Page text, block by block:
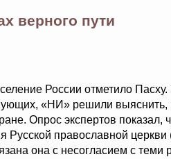
верного пути
России отметило
«НИ» решили выяснить,
Опрос экспертов показал,
Русской православной
она с несогласием с